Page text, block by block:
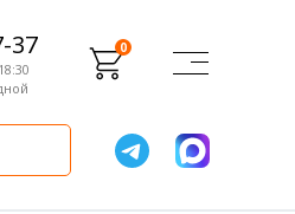
37 0